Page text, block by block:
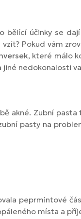
bělící účinky se
Pokud vám
, které málo
nedokonalosti
akné. Zubní
pasty na
peprmintové
místa a